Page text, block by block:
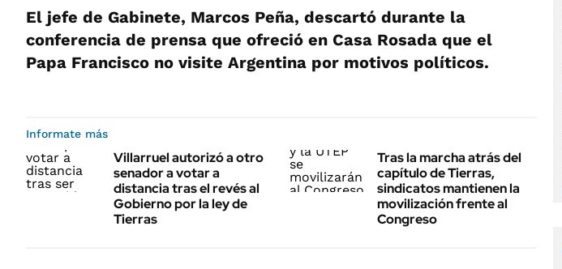
El jefe de Gabinete, Marcos Peña, descartó durante la
conferencia de prensa que ofreció en Casa Rosada que el
Papa Francisco no visite Argentina por motivos políticos.
Informate más
Villarruel autorizó a otro
senador a votar a
distancia tras el revés al
Gobierno por la ley de
Tierras
Tras la marcha atrás del
capítulo de Tierras,
sindicatos mantienen la
movilización frente al
Congreso